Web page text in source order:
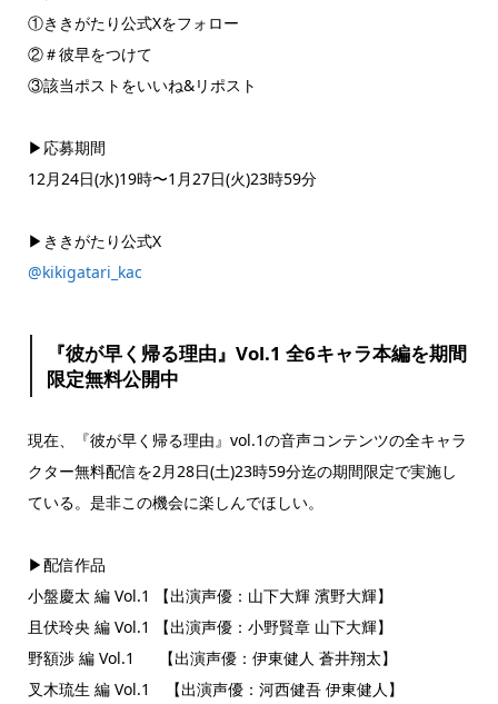
①ききがたり公式Xをフォロー
②＃彼早をつけて
③該当ポストをいいね&リポスト
▶︎応募期間
12月24日(水)19時〜1月27日(火)23時59分
▶︎ききがたり公式X
@kikigatari_kac
『彼が早く帰る理由』Vol.1 全6キャラ本編を期間
限定無料公開中
現在、『彼が早く帰る理由』vol.1の音声コンテンツの全キャラ
クター無料配信を2月28日(土)23時59分迄の期間限定で実施し
ている。是非この機会に楽しんでほしい。
▶︎配信作品
小盤慶太 編 Vol.1 【出演声優：山下大輝 濱野大輝】
且伏玲央 編 Vol.1 【出演声優：小野賢章 山下大輝】
野額渉 編 Vol.1 【出演声優：伊東健人 蒼井翔太】
叉木琉生 編 Vol.1 【出演声優：河西健吾 伊東健人】